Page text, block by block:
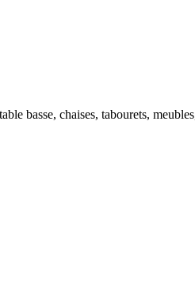
basse, chaises, tabourets,